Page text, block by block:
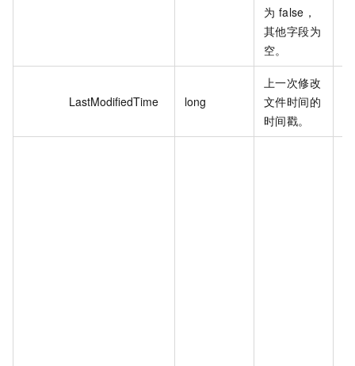
为 false，
其他字段为
空。
LastModifiedTime long
上一次修改
文件时间的
时间戳。